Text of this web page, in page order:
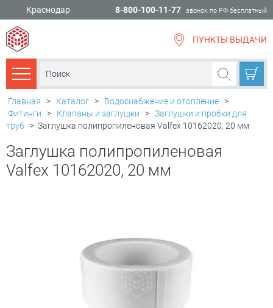
Краснодар 8-800-100-11-77 звонок по РФ бесплатный
ПУНКТЫ ВЫДАЧИ
Каталог товаров
Главная > Каталог > Водоснабжение и отопление >
Фитинги
> Клапаны и заглушки > Заглушки и пробки для
труб > Заглушка полипропиленовая Valfex 10162020, 20 мм
Заглушка полипропиленовая
Valfex 10162020, 20 мм